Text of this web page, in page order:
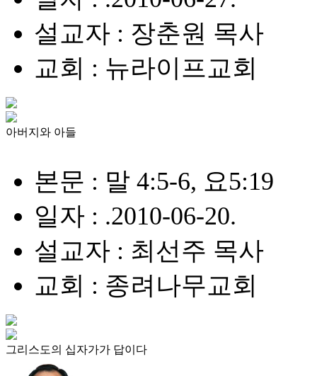
설교자 : 장춘원 목사
교회 : 뉴라이프교회
아버지와 아들
본문 : 말 4:5-6, 요5:19
일자 : .2010-06-20.
설교자 : 최선주 목사
교회 : 종려나무교회
그리스도의 십자가가 답이다